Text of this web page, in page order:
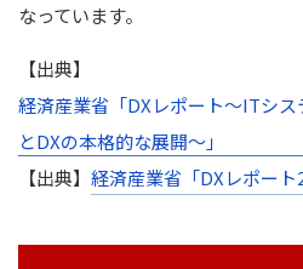
なっています。
【出典】
経済産業省「DXレポート～ITシ
とDXの本格的な展開～」
【出典】 経済産業省「DXレポート